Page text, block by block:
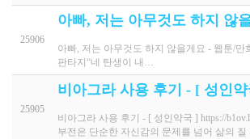
25906
아빠, 저는 아무것도 하지 않
아빠, 저는 아무것도 하지 않을게요 - 웹툰/
판타지“네 탄생이 내…
25905
비아그라 사용 후기 - [ 성인
비아그라 사용 후기 - [ 성인약국 ] https://
부전은 단순한 자신감의 문제를 넘어 삶의